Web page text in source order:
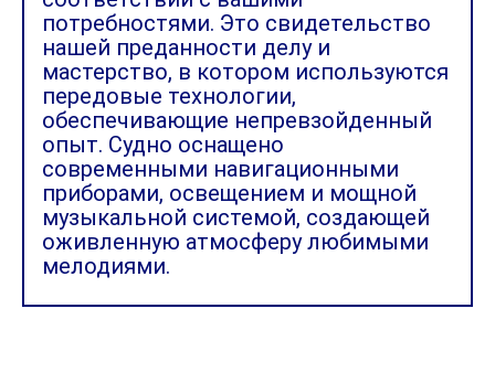
потребностями. Это свидетельство
нашей преданности делу и
мастерство, в котором используются
передовые технологии,
обеспечивающие непревзойденный
опыт. Судно оснащено
современными навигационными
приборами, освещением и мощной
музыкальной системой, создающей
оживленную атмосферу любимыми
мелодиями.